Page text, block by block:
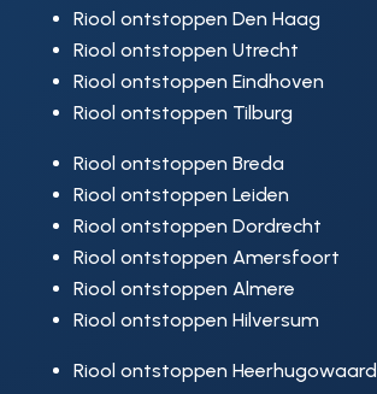
Riool ontstoppen Den Haag
Riool ontstoppen Utrecht
Riool ontstoppen Eindhoven
Riool ontstoppen Tilburg
Riool ontstoppen Breda
Riool ontstoppen Leiden
Riool ontstoppen Dordrecht
Riool ontstoppen Amersfoort
Riool ontstoppen Almere
Riool ontstoppen Hilversum
Riool ontstoppen Heerhugowaard